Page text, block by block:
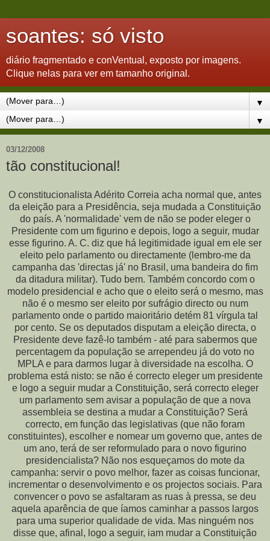
soantes: só visto
diário fragmentado e conVentual, exposto por imagens.
Clique nelas para ver em tamanho original.
▼
▼
03/12/2008
tão constitucional!
O constitucionalista Adérito Correia acha normal que, antes
da eleição para a Presidência, seja mudada a Constituição
do país. A 'normalidade' vem de não se poder eleger o
Presidente com um figurino e depois, logo a seguir, mudar
esse figurino. A. C. diz que há legitimidade igual em ele ser
eleito pelo parlamento ou directamente (lembro-me da
campanha das 'directas já' no Brasil, uma bandeira do fim
da ditadura militar). Tudo bem. Também concordo com o
modelo presidencial e acho que o eleito será o mesmo, mas
não é o mesmo ser eleito por sufrágio directo ou num
parlamento onde o partido maioritário detém 81 vírgula tal
por cento. Se os deputados disputam a eleição directa, o
Presidente deve fazê-lo também - até para sabermos que
percentagem da população se arrependeu já do voto no
MPLA e para darmos lugar à diversidade na escolha. O
problema está nisto: se não é correcto eleger um presidente
e logo a seguir mudar a Constituição, será correcto eleger
um parlamento sem avisar a população de que a nova
assembleia se destina a mudar a Constituição? Será
correcto, em função das legislativas (que não foram
constituintes), escolher e nomear um governo que, antes de
um ano, terá de ser reformulado para o novo figurino
presidencialista? Não nos esqueçamos do mote da
campanha: servir o povo melhor, fazer as coisas funcionar,
incrementar o desenvolvimento e os projectos sociais. Para
convencer o povo se asfaltaram as ruas à pressa, se deu
aquela aparência de que íamos caminhar a passos largos
para uma superior qualidade de vida. Mas ninguém nos
disse que, afinal, logo a seguir, iam mudar a Constituição